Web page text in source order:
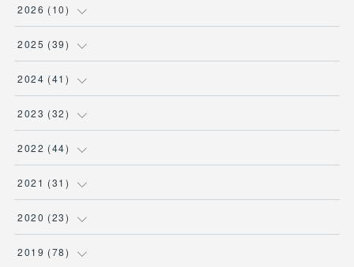
2026 (10)
(1)
( 2 )
(3)
( 2 )
2025 (39)
(2 )
(2)
( 2 )
( 2 )
2024 (41 )
(6)
( 4 )
(5 )
(1 )
2023 (32)
(2)
(1 )
(3)
(2 )
2022 (44)
(3 )
(5)
(3)
2021 (31 )
(3)
(5)
2020 (23)
(1)
2019 (78)